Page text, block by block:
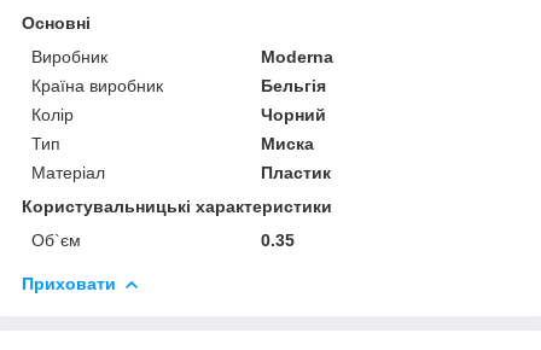
Основні
Виробник
Moderna
Країна виробник
Бельгія
Колір
Чорний
Тип
Миска
Матеріал
Пластик
Користувальницькі характеристики
Об`єм
0.35
Приховати